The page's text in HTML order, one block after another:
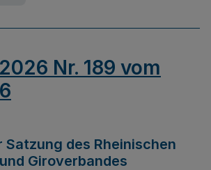
Nr. 189 vom
Satzung des Rheinischen
Giroverbandes